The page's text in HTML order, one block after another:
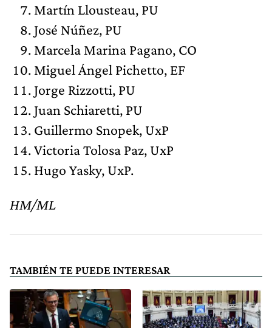
Martín Llousteau, PU
José Núñez, PU
Marcela Marina Pagano, CO
Miguel Ángel Pichetto, EF
Jorge Rizzotti, PU
Juan Schiaretti, PU
Guillermo Snopek, UxP
Victoria Tolosa Paz, UxP
Hugo Yasky, UxP.
HM/ML
TAMBIÉN TE PUEDE INTERESAR